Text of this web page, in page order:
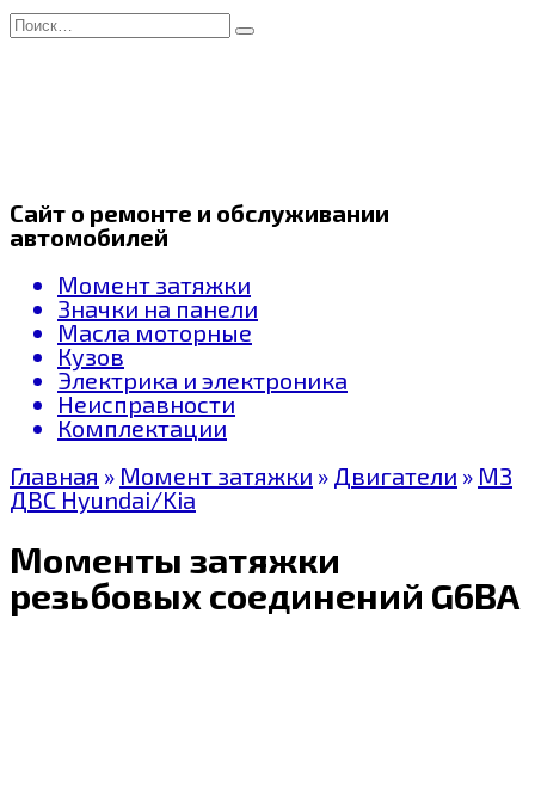
Перейти
к
Search
for:
Сайт о ремонте и обслуживании
автомобилей
Момент затяжки
Значки на панели
Масла моторные
Кузов
Электрика и электроника
Неисправности
Комплектации
Главная » Момент затяжки » Двигатели » МЗ
ДВС Hyundai/Kia
Моменты затяжки
резьбовых соединений G6BA